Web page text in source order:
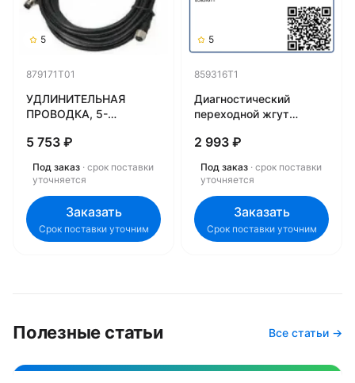
5
879171T01
УДЛИНИТЕЛЬНАЯ
ПРОВОДКА, 5-
- ГНЕЗДО 879171T01
5 753 ₽
Под заказ · срок поставки
уточняется
Заказать
Срок поставки уточним
5
859316T1
Диагностический
переходной жгут
2 993 ₽
Под заказ · срок поставки
уточняется
Заказать
Срок поставки уточним
Полезные статьи Все статьи →